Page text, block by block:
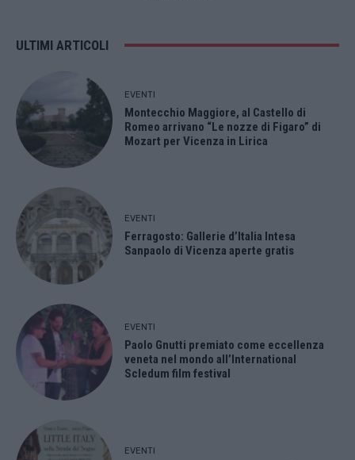
ULTIMI ARTICOLI
EVENTI
Montecchio Maggiore, al Castello di
Romeo arrivano “Le nozze di Figaro” di
Mozart per Vicenza in Lirica
EVENTI
Ferragosto: Gallerie d’Italia Intesa
Sanpaolo di Vicenza aperte gratis
EVENTI
Paolo Gnutti premiato come eccellenza
veneta nel mondo all’International
Scledum film festival
EVENTI